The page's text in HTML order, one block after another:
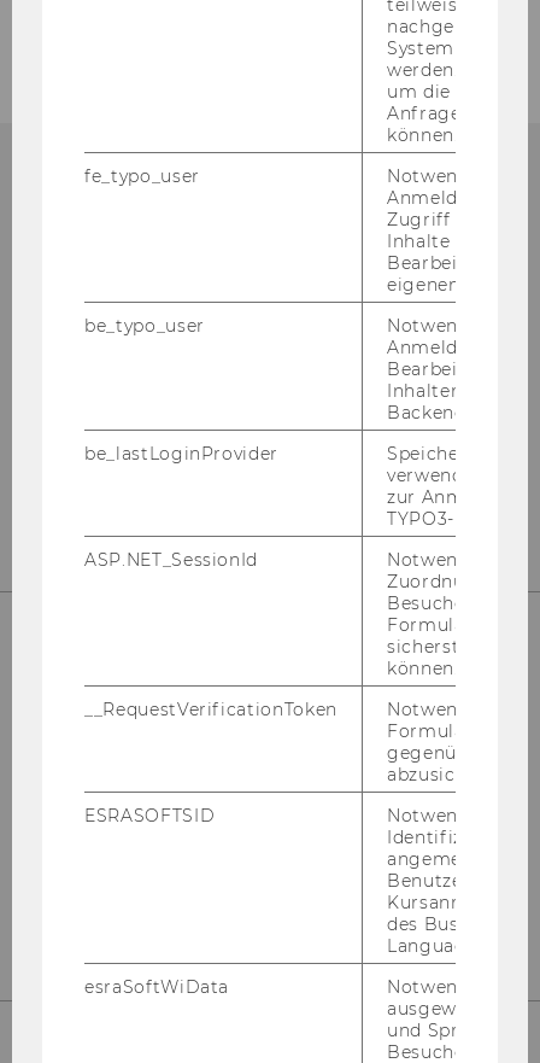
Internationales Steuerrecht
Departmentgebäude D3, 2. Stock
Tel:+43-1-31336-4890
UNSERE SOCIAL MEDIA KANÄLE
InstagramLinkedIn
teilweise von
nachgelagerten
System
werden.
um die Antwort
Anfrage
können.
fe_typo_user
Notwendig für
Anmeldung und
Zugriff auf
Inhalte oder zur
Bearbeitung des
eigenen Profils.
be_typo_user
Notwendig für
Anmeldung und
Bearbeitung von
Inhalten im
Backend.
be_lastLoginProvider
Speichert die
verwendete
zur Anmeldung
TYPO3-Backend.
ASP.NET_SessionId
Notwendig, um
Zuordnung von
Besucher zu
sicherstellen zu
können.
__RequestVerificationToken
Notwendig, um
gegenüber
abzusichern.
ESRASOFTSID
Notwendig zur
Identifizierung
angemeldeten
Benutzers im
des Business
Language
esraSoftWiData
Notwendig um
ausgewählte
und
Besuchers